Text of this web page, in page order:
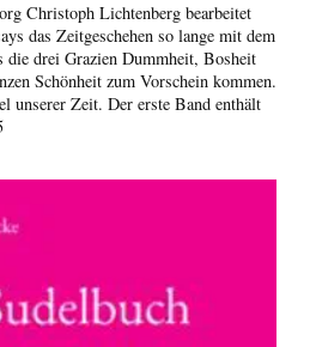
Christoph Lichtenberg bearbeitet
das Zeitgeschehen so lange mit dem
die drei Grazien Dummheit, Bosheit
Schönheit zum Vorschein kommen.
unserer Zeit. Der erste Band enthält